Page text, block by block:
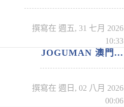
撰寫在 週五, 31 七月 2026
10:33
JOGUMAN 澳門...
撰寫在 週日, 02 八月 2026
00:06